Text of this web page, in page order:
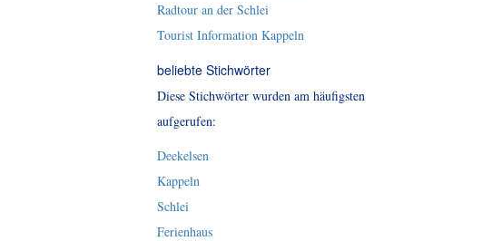
Radtour an der Schlei
Tourist Information Kappeln
beliebte Stichwörter
Diese Stichwörter wurden am häufigsten
aufgerufen:
Deekelsen
Kappeln
Schlei
Ferienhaus